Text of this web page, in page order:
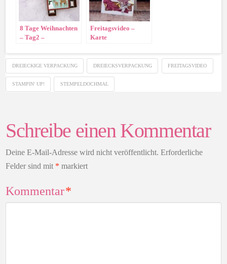
8 Tage Weihnachten
– Tag2 –
Freitagsvideo –
Karte
DREIECKIGE VERPACKUNG DREIECKSVERPACKUNG FREITAGSVIDEO
STAMPIN' UP! STEMPELDOCHMAL
Schreibe einen Kommentar
Deine E-Mail-Adresse wird nicht veröffentlicht. Erforderliche
Felder sind mit * markiert
Kommentar*